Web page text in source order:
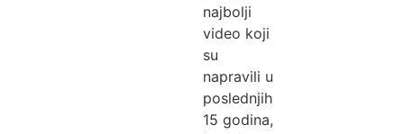
najbolji
video koji
su
napravili u
poslednjih
15 godina,